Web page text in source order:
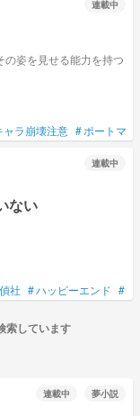
連載中
姿を見せる能力を持つ
ャラ崩壊注意 #ポートマフ
連載中
ない
社 #ハッピーエンド #
索しています
連載中 夢小説